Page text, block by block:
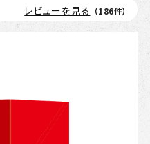
レビューを見る （186件）